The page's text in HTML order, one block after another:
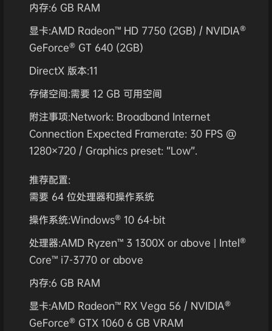
内存:6 GB RAM
显卡:AMD Radeon™ HD 7750 (2GB) / NVIDIA®
GeForce® GT 640 (2GB)
DirectX 版本:11
存储空间:需要 12 GB 可用空间
附注事项:Network: Broadband Internet
Connection Expected Framerate: 30 FPS @
1280×720 / Graphics preset: “Low”.
推荐配置:
需要 64 位处理器和操作系统
操作系统:Windows® 10 64-bit
处理器:AMD Ryzen™ 3 1300X or above | Intel®
Core™ i7-3770 or above
内存:6 GB RAM
显卡:AMD Radeon™ RX Vega 56 / NVIDIA®
GeForce® GTX 1060 6 GB VRAM